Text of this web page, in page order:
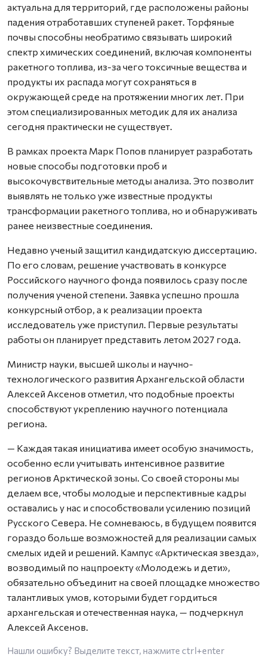
актуальна для территорий, где расположены районы
падения отработавших ступеней ракет. Торфяные
почвы способны необратимо связывать широкий
спектр химических соединений, включая компоненты
ракетного топлива, из-за чего токсичные вещества и
продукты их распада могут сохраняться в
окружающей среде на протяжении многих лет. При
этом специализированных методик для их анализа
сегодня практически не существует.
В рамках проекта Марк Попов планирует разработать
новые способы подготовки проб и
высокочувствительные методы анализа. Это позволит
выявлять не только уже известные продукты
трансформации ракетного топлива, но и обнаруживать
ранее неизвестные соединения.
Недавно ученый защитил кандидатскую диссертацию.
По его словам, решение участвовать в конкурсе
Российского научного фонда появилось сразу после
получения ученой степени. Заявка успешно прошла
конкурсный отбор, а к реализации проекта
исследователь уже приступил. Первые результаты
работы он планирует представить летом 2027 года.
Министр науки, высшей школы и научно-
технологического развития Архангельской области
Алексей Аксенов отметил, что подобные проекты
способствуют укреплению научного потенциала
региона.
— Каждая такая инициатива имеет особую значимость,
особенно если учитывать интенсивное развитие
регионов Арктической зоны. Со своей стороны мы
делаем все, чтобы молодые и перспективные кадры
оставались у нас и способствовали усилению позиций
Русского Севера. Не сомневаюсь, в будущем появится
гораздо больше возможностей для реализации самых
смелых идей и решений. Кампус «Арктическая звезда»,
возводимый по нацпроекту «Молодежь и дети»,
обязательно объединит на своей площадке множество
талантливых умов, которыми будет гордиться
архангельская и отечественная наука, — подчеркнул
Алексей Аксенов.
Нашли ошибку? Выделите текст, нажмите ctrl+enter